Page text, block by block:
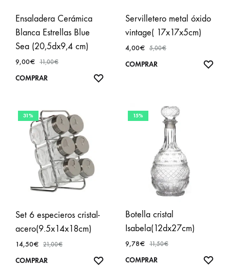
Ensaladera Cerámica
Blanca Estrellas Blue
Sea (20,5dx9,4 cm)
9,00€ 11,00€
COMPRAR
Servilletero metal óxido
vintage( 17x17x5cm)
4,00€ 5,00€
COMPRAR
31%
Set 6 especieros cristal-
acero(9.5x14x18cm)
14,50€ 21,00€
COMPRAR
AÑADIR
15%
Botella cristal
Isabela(12dx27cm)
9,78€ 11,50€
COMPRAR